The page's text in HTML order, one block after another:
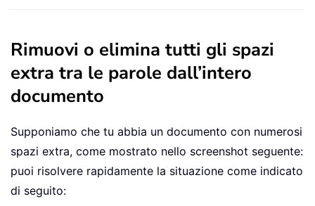
Rimuovi o elimina tutti gli spazi
extra tra le parole dall’intero
documento
Supponiamo che tu abbia un documento con numerosi
spazi extra, come mostrato nello screenshot seguente:
puoi risolvere rapidamente la situazione come indicato
di seguito: